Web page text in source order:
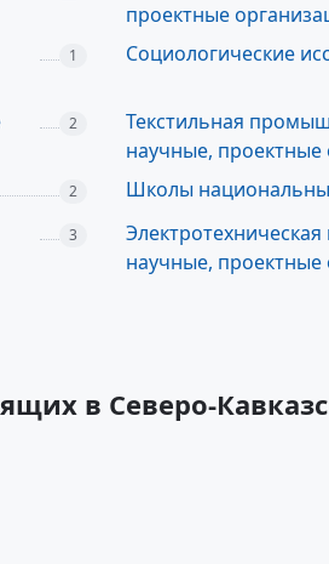
проектные
1 Социологические
2
Текстильная
научные, проектные
2 Школы
3
научные, проектные
в Северо-